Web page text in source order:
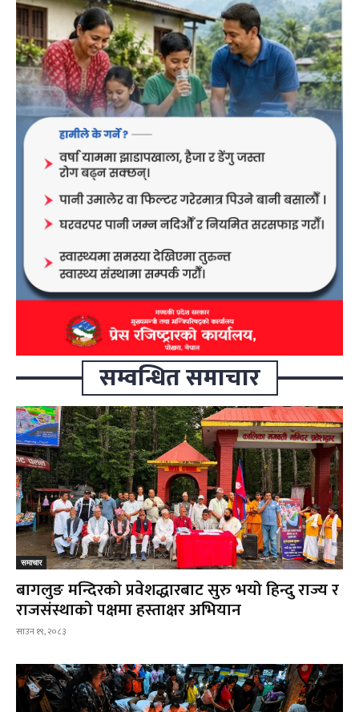
सम्वन्धित समाचार
समाचार
बागलुङ मन्दिरको प्रवेशद्धारबाट सुरु भयो हिन्दु राज्य र
राजसंस्थाको पक्षमा हस्ताक्षर अभियान
साउन १९, २०८३